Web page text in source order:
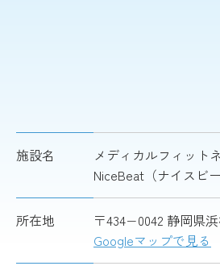
施設名
メディカルフィット
NiceBeat（ナイスビ
所在地
〒434−0042 静岡県
Googleマップで見る